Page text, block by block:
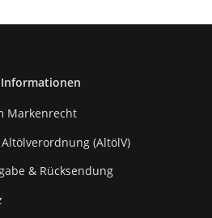
Markenrecht
(AltölV)
& Rücksendung